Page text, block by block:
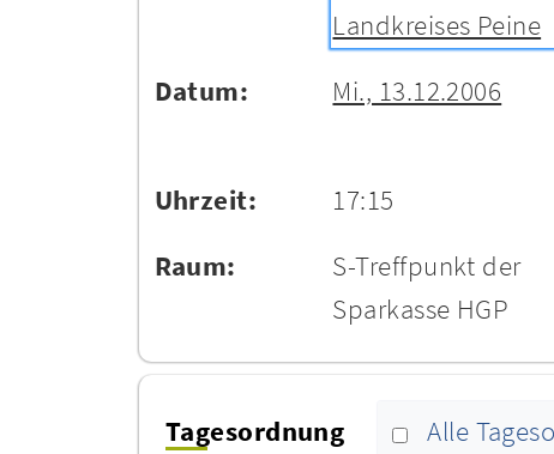
Landkreises Peine
Datum:
Mi., 13.12.2006
Uhrzeit:
17:15
Raum:
S-Treffpunkt der
Sparkasse HGP
Tagesordnung Alle